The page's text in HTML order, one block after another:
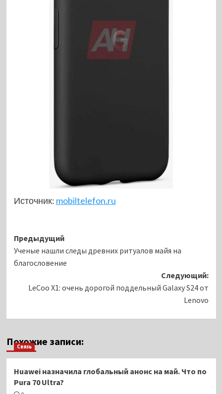
Источник: mobiltelefon.ru
Навигация
записи
Предыдущий
Ученые нашли следы древних ритуалов майя на
благословение
Следующий:
LeCoo X1: очень дорогой поддельный Galaxy S24 от
Lenovo
Похожие записи:
Связь
Huawei назначила глобальный анонс на май. Что по
Pura 70 Ultra?